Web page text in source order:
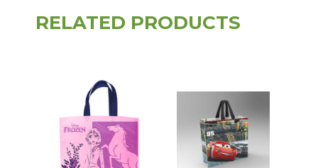
RELATED PRODUCTS